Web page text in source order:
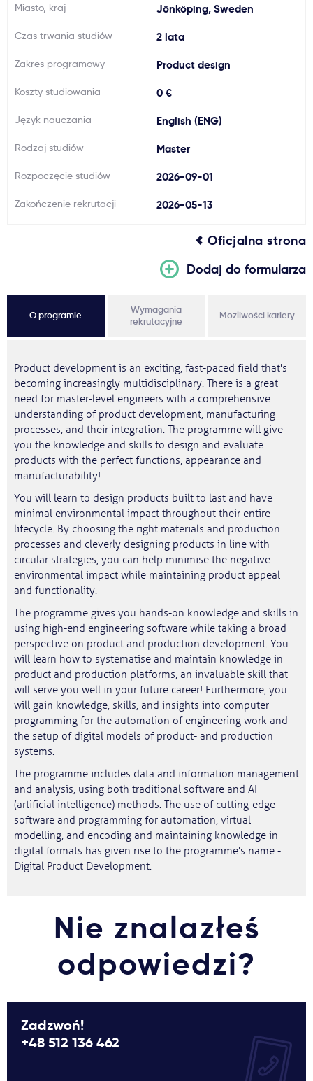
Usługi
Aktualności
Miasto, kraj Jönköping, Sweden
Czas trwania studiów 2 lata
Zakres programowy Product design
Koszty studiowania 0 €
Język nauczania English (ENG)
Rodzaj studiów Master
Rozpoczęcie studiów 2026-09-01
Zakończenie rekrutacji 2026-05-13
Oficjalna strona
Dodaj do formularza
O programie
Wymagania
rekrutacyjne
Możliwości kariery
Product development is an exciting, fast-paced field that's
becoming increasingly multidisciplinary. There is a great
need for master-level engineers with a comprehensive
understanding of product development, manufacturing
processes, and their integration. The programme will give
you the knowledge and skills to design and evaluate
products with the perfect functions, appearance and
manufacturability!
You will learn to design products built to last and have
minimal environmental impact throughout their entire
lifecycle. By choosing the right materials and production
processes and cleverly designing products in line with
circular strategies, you can help minimise the negative
environmental impact while maintaining product appeal
and functionality.
The programme gives you hands-on knowledge and skills in
using high-end engineering software while taking a broad
perspective on product and production development. You
will learn how to systematise and maintain knowledge in
product and production platforms, an invaluable skill that
will serve you well in your future career! Furthermore, you
will gain knowledge, skills, and insights into computer
programming for the automation of engineering work and
the setup of digital models of product- and production
systems.
The programme includes data and information management
and analysis, using both traditional software and AI
(artificial intelligence) methods. The use of cutting-edge
software and programming for automation, virtual
modelling, and encoding and maintaining knowledge in
digital formats has given rise to the programme's name -
Digital Product Development.
Nie znalazłeś
odpowiedzi?
Zadzwoń!
+48 512 136 462